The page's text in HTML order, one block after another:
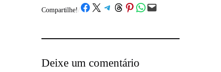
Compartilhe! /Share on Facebook
Share on X Share on Telegram
Share on Threads
Share on Pinterest
Share on WhatsApp
Email this Page
Deixe um comentário